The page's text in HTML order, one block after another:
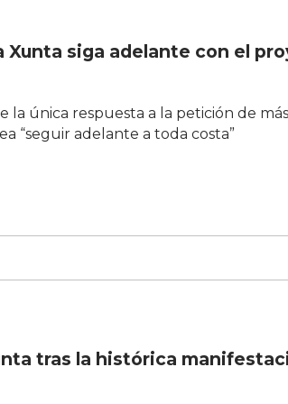
Xunta siga adelante con el
la única respuesta a la petición de
“seguir adelante a toda costa”
tras la histórica